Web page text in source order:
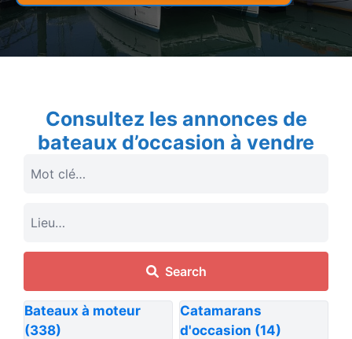
Consultez les annonces de
bateaux d’occasion à vendre
Search
Bateaux à moteur
(338)
Catamarans
d'occasion (14)